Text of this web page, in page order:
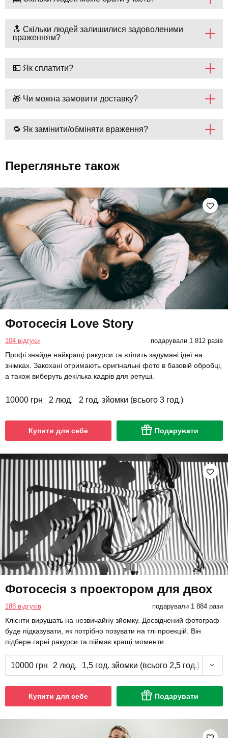
🔝 Скільки людей залишилися задоволеними
враженням?
💵 Як сплатити?
🎁 Чи можна замовити доставку?
🔁 Як замінити/обміняти враження?
Перегляньте також
Фотосесія Love Story
104 відгуки подарували 1 812 разів
Профі знайде найкращі ракурси та втілить задумані ідеї на
знімках. Закохані отримають оригінальні фото в базовій обробці,
а також виберуть декілька кадрів для ретуші.
10000 грн 2 люд. 2 год. зйомки (всього 3 год.)
Купити для себе Подарувати
Фотосесія з проектором для двох
188 відгуків подарували 1 884 рази
Клієнти вирушать на незвичайну зйомку. Досвідчений фотограф
буде підказувати, як потрібно позувати на тлі проекцій. Він
підбере гарні ракурси та піймає кращі моменти.
10000 грн 2 люд. 1,5 год. зйомки (всього 2,5 год.)
Купити для себе Подарувати